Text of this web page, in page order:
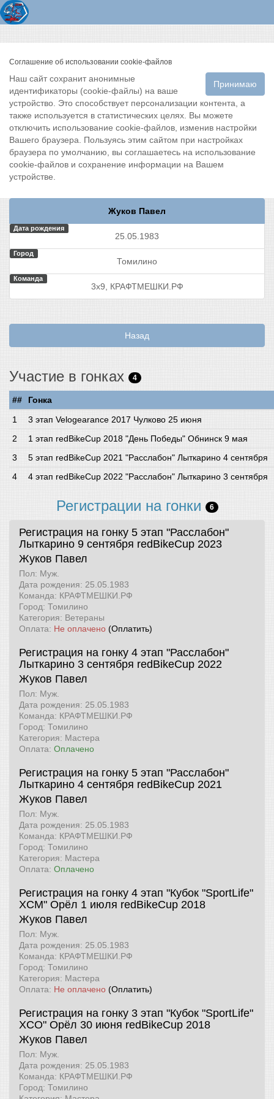
Соглашение об использовании cookie-файлов
Принимаю
Наш сайт сохранит анонимные
идентификаторы (cookie-файлы) на ваше
устройство. Это способствует персонализации контента, а
также используется в статистических целях. Вы можете
отключить использование cookie-файлов, изменив настройки
Вашего браузера. Пользуясь этим сайтом при настройках
браузера по умолчанию, вы соглашаетесь на использование
cookie-файлов и сохранение информации на Вашем
устройстве.
Жуков Павел
Дата рождения
25.05.1983
Город
Томилино
Команда
3х9, КРАФТМЕШКИ.РФ
Назад
Участие в гонках 4
##
Гонка
3 этап Velogearance 2017 Чулково 25 июня
1 этап redBikeCup 2018 "День Победы" Обнинск 9 мая
5 этап redBikeCup 2021 "Расслабон" Лыткарино 4 сентября
4 этап redBikeCup 2022 "Расслабон" Лыткарино 3 сентября
Регистрации на гонки 6
Регистрация на гонку 5 этап "Расслабон"
Лыткарино 9 сентября redBikeCup 2023
Жуков Павел
Пол: Муж.
Дата рождения: 25.05.1983
Команда: КРАФТМЕШКИ.РФ
Город: Томилино
Категория: Ветераны
Оплата: Не оплачено (Оплатить)
Регистрация на гонку 4 этап "Расслабон"
Лыткарино 3 сентября redBikeCup 2022
Жуков Павел
Пол: Муж.
Дата рождения: 25.05.1983
Команда: КРАФТМЕШКИ.РФ
Город: Томилино
Категория: Мастера
Оплата: Оплачено
Регистрация на гонку 5 этап "Расслабон"
Лыткарино 4 сентября redBikeCup 2021
Жуков Павел
Пол: Муж.
Дата рождения: 25.05.1983
Команда: КРАФТМЕШКИ.РФ
Город: Томилино
Категория: Мастера
Оплата: Оплачено
Регистрация на гонку 4 этап "Кубок "SportLife"
XCM" Орёл 1 июля redBikeCup 2018
Жуков Павел
Пол: Муж.
Дата рождения: 25.05.1983
Команда: КРАФТМЕШКИ.РФ
Город: Томилино
Категория: Мастера
Оплата: Не оплачено (Оплатить)
Регистрация на гонку 3 этап "Кубок "SportLife"
XCO" Орёл 30 июня redBikeCup 2018
Жуков Павел
Пол: Муж.
Дата рождения: 25.05.1983
Команда: КРАФТМЕШКИ.РФ
Город: Томилино